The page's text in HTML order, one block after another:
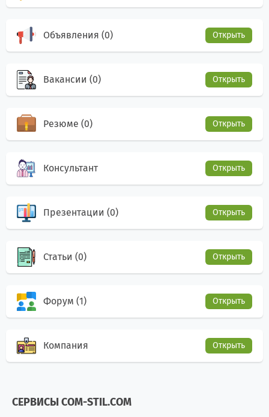
Объявления (0) Открыть
Вакансии (0) Открыть
Резюме (0) Открыть
Консультант Открыть
Презентации (0) Открыть
Статьи (0) Открыть
Форум (1) Открыть
Компания Открыть
СЕРВИСЫ COM-STIL.COM